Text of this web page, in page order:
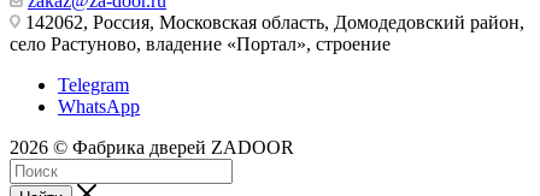
142062, Россия, Московская область, Домодедовский район,
село Растуново, владение «Портал», строение
Telegram
WhatsApp
2026 © Фабрика дверей ZADOOR